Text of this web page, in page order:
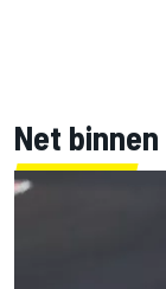
Net binnen